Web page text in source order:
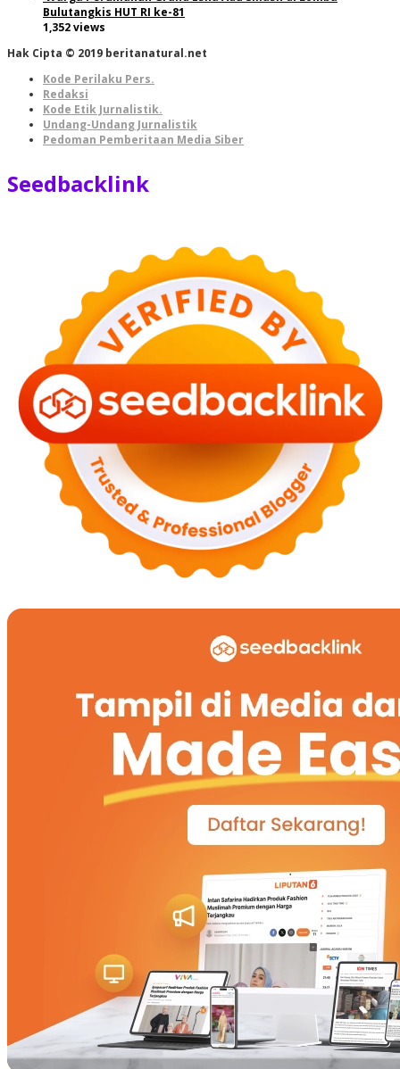
Bulutangkis HUT RI ke-81
1,352 views
Hak Cipta © 2019 beritanatural.net
Kode Perilaku Pers.
Redaksi
Kode Etik Jurnalistik.
Undang-Undang Jurnalistik
Pedoman Pemberitaan Media Siber
Seedbacklink